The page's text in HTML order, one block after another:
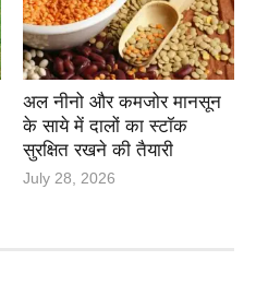
अल नीनो और कमजोर मानसून
के साये में दालों का स्टॉक
सुरक्षित रखने की तैयारी
July 28, 2026